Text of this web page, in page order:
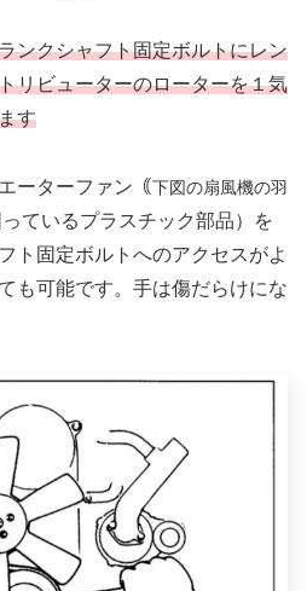
ンクシャフト固定ボルトにレン
リビューターのローターを１気
す
ーターファン｟下図の扇風機の羽
ているプラスチック部品）を
ト固定ボルトへのアクセスがよ
も可能です。手は傷だらけにな